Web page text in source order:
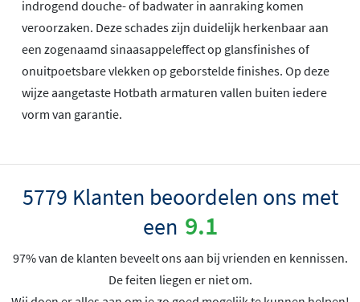
indrogend douche- of badwater in aanraking komen
veroorzaken. Deze schades zijn duidelijk herkenbaar aan
een zogenaamd sinaasappeleffect op glansfinishes of
onuitpoetsbare vlekken op geborstelde finishes. Op deze
wijze aangetaste Hotbath armaturen vallen buiten iedere
vorm van garantie.
5779 Klanten beoordelen ons met
een 9.1
97% van de klanten beveelt ons aan bij vrienden en kennissen.
De feiten liegen er niet om.